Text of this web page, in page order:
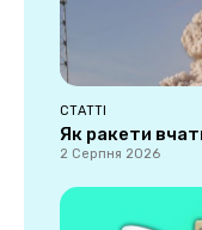
СТАТТІ
Як ракети
2 Серпня 2026